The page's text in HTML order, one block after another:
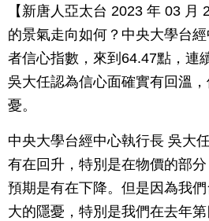
【新唐人亞太台 2023 年 03 月
的景氣走向如何？中央大學台
者信心指數，來到64.47點，連
吳大任認為信心面確實有回溫
憂。
中央大學台經中心執行長 吳大
有在回升，特別是在物價的部
預期是有在下降。但是因為我
大的隱憂，特別是我們在去年